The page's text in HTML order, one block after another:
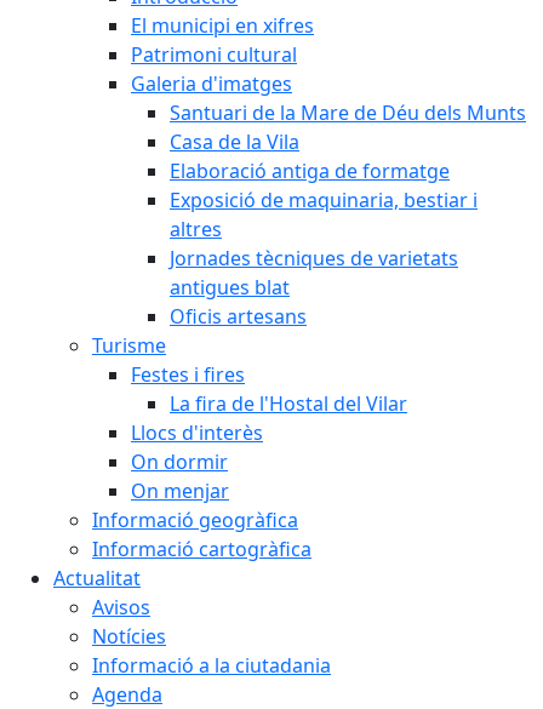
El municipi en xifres
Patrimoni cultural
Galeria d'imatges
Santuari de la Mare de Déu dels Munts
Casa de la Vila
Elaboració antiga de formatge
Exposició de maquinaria, bestiar i
altres
Jornades tècniques de varietats
antigues blat
Oficis artesans
Turisme
Festes i fires
La fira de l'Hostal del Vilar
Llocs d'interès
On dormir
On menjar
Informació geogràfica
Informació cartogràfica
Actualitat
Avisos
Notícies
Informació a la ciutadania
Agenda